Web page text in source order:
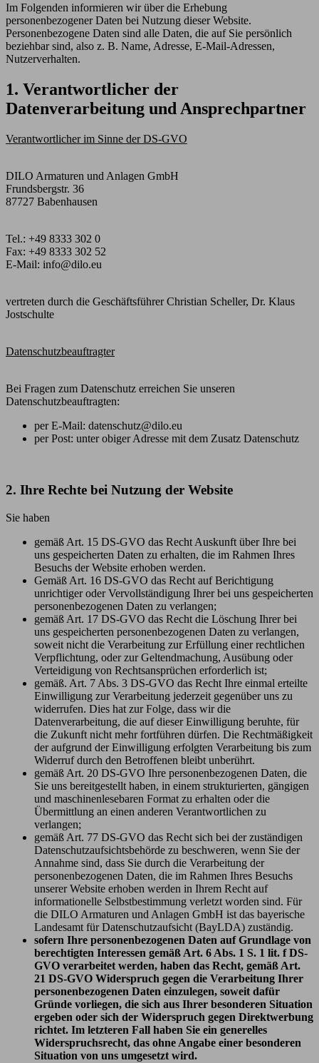
Im Folgenden informieren wir über die Erhebung
personenbezogener Daten bei Nutzung dieser Website.
Personenbezogene Daten sind alle Daten, die auf Sie persönlich
beziehbar sind, also z. B. Name, Adresse, E-Mail-Adressen,
Nutzerverhalten.
1. Verantwortlicher der
Datenverarbeitung und Ansprechpartner
Verantwortlicher im Sinne der DS-GVO
DILO Armaturen und Anlagen GmbH
Frundsbergstr. 36
87727 Babenhausen
Tel.: +49 8333 302 0
Fax: +49 8333 302 52
E-Mail: info@dilo.eu
vertreten durch die Geschäftsführer Christian Scheller, Dr. Klaus
Jostschulte
Datenschutzbeauftragter
Bei Fragen zum Datenschutz erreichen Sie unseren
Datenschutzbeauftragten:
per E-Mail: datenschutz@dilo.eu
per Post: unter obiger Adresse mit dem Zusatz Datenschutz
2. Ihre Rechte bei Nutzung der Website
Sie haben
gemäß Art. 15 DS-GVO das Recht Auskunft über Ihre bei
uns gespeicherten Daten zu erhalten, die im Rahmen Ihres
Besuchs der Website erhoben werden.
Gemäß Art. 16 DS-GVO das Recht auf Berichtigung
unrichtiger oder Vervollständigung Ihrer bei uns gespeicherten
personenbezogenen Daten zu verlangen;
gemäß Art. 17 DS-GVO das Recht die Löschung Ihrer bei
uns gespeicherten personenbezogenen Daten zu verlangen,
soweit nicht die Verarbeitung zur Erfüllung einer rechtlichen
Verpflichtung, oder zur Geltendmachung, Ausübung oder
Verteidigung von Rechtsansprüchen erforderlich ist;
gemäß. Art. 7 Abs. 3 DS-GVO das Recht Ihre einmal erteilte
Einwilligung zur Verarbeitung jederzeit gegenüber uns zu
widerrufen. Dies hat zur Folge, dass wir die
Datenverarbeitung, die auf dieser Einwilligung beruhte, für
die Zukunft nicht mehr fortführen dürfen. Die Rechtmäßigkeit
der aufgrund der Einwilligung erfolgten Verarbeitung bis zum
Widerruf durch den Betroffenen bleibt unberührt.
gemäß Art. 20 DS-GVO Ihre personenbezogenen Daten, die
Sie uns bereitgestellt haben, in einem strukturierten, gängigen
und maschinenlesebaren Format zu erhalten oder die
Übermittlung an einen anderen Verantwortlichen zu
verlangen;
gemäß Art. 77 DS-GVO das Recht sich bei der zuständigen
Datenschutzaufsichtsbehörde zu beschweren, wenn Sie der
Annahme sind, dass Sie durch die Verarbeitung der
personenbezogenen Daten, die im Rahmen Ihres Besuchs
unserer Website erhoben werden in Ihrem Recht auf
informationelle Selbstbestimmung verletzt worden sind. Für
die DILO Armaturen und Anlagen GmbH ist das bayerische
Landesamt für Datenschutzaufsicht (BayLDA) zuständig.
sofern Ihre personenbezogenen Daten auf Grundlage von
berechtigten Interessen gemäß Art. 6 Abs. 1 S. 1 lit. f DS-
GVO verarbeitet werden, haben das Recht, gemäß Art.
21 DS-GVO Widerspruch gegen die Verarbeitung Ihrer
personenbezogenen Daten einzulegen, soweit dafür
Gründe vorliegen, die sich aus Ihrer besonderen Situation
ergeben oder sich der Widerspruch gegen Direktwerbung
richtet. Im letzteren Fall haben Sie ein generelles
Widerspruchsrecht, das ohne Angabe einer besonderen
Situation von uns umgesetzt wird.